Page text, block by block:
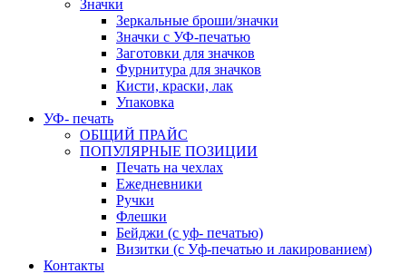
Значки
Зеркальные броши/значки
Значки с УФ-печатью
Заготовки для значков
Фурнитура для значков
Кисти, краски, лак
Упаковка
УФ- печать
ОБЩИЙ ПРАЙС
ПОПУЛЯРНЫЕ ПОЗИЦИИ
Печать на чехлах
Ежедневники
Ручки
Флешки
Бейджи (с уф- печатью)
Визитки (с Уф-печатью и лакированием)
Контакты